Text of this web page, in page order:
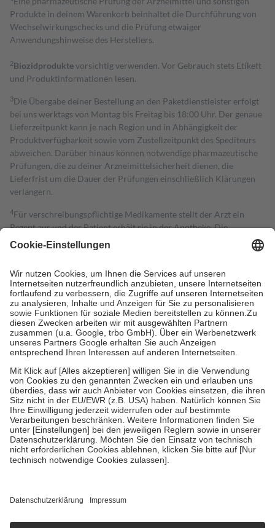
Produkte in deinem Warenkorb beinhaltet die Durchführung von
Wechselwirkungschecks und die Prüfung etwaiger
Anwendungshinweise des Herstellers.
2Biozidproduktevorsichtig verwenden. Vor Gebrauch stets Etikett
und Produktinformationen lesen.
3Die Übergabe deiner Bestellung an den Paketdienstleister erfolgt
bei uns werktags von Montag bis Freitag bis 18:00 Uhr. Der genaue
Lieferzeitpunkt kann je nach Region und in Abhängigkeit der
Produktverfügbarkeit sowie vom Zustellzeitpunkt des Spediteurs
abweichen. Darüber hinaus können notwendige pharmazeutische
Prüfungen, die zu deiner Arzneimittelsicherheit dienen, die
Lieferfrist um die Dauer der Prüfungen einschließlich Klärungen
verlängern.
4Für verschreibungspflichtige Medikamente stellt der Arzt ein
Rezept aus und der Patient erhält sie in der Apotheke. Die
gesetzliche Krankenversicherung übernimmt in der Regel die
Kosten dafür, der Versicherte trägt einen Teil davon als Zuzahlung
Grundsätzlich leisten Mitglieder Zuzahlungen in Höhe von zehn
Prozent des Abgabepreises,mindestens jedochfünf Euround
höchstens zehn Euro.Es sind jedoch nie mehr als die tatsächlichen
Kosten der Leistung zu entrichten.
Diese Regeln gelten grundsätzlich auch für Online-Apotheken.
Bei Heilmitteln und häuslicher Krankenpflege beträgt die
Zuzahlung zehn Prozent der Kosten sowie zehn Euro je
Verordnung.
Um das Engagement der Versicherten für ihre eigene Gesundheit zu
stärken und die besondere Stellung der Familie zu unterstützen,
fallenkeine Zuzahlungenan bei:
• Kindern und Jugendlichen bis zum vollendeten 18. Lebensjahr
mit Ausnahme der Fahrkosten
• Untersuchungen zur Vorsorge und Früherkennung, die von der
GKV getragen werden
Einholung von Bewertungen. Trusted Shops hat Maßnahmen